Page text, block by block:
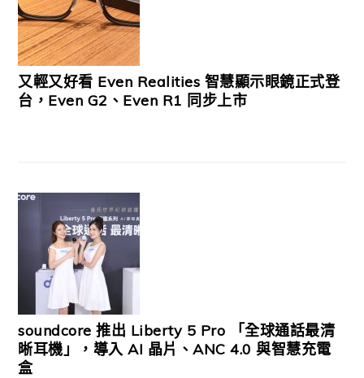
又輕又好看 Even Realities 智慧顯示眼鏡正式登
台，Even G2、Even R1 同步上市
soundcore 推出 Liberty 5 Pro 「全球通話最清
晰耳機」，導入 AI 晶片、ANC 4.0 與智慧充電
盒